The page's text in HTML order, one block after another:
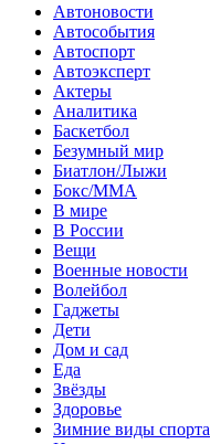
Автоновости
Автособытия
Автоспорт
Автоэксперт
Актеры
Аналитика
Баскетбол
Безумный мир
Биатлон/Лыжи
Бокс/MMA
В мире
В России
Вещи
Военные новости
Волейбол
Гаджеты
Дети
Дом и сад
Еда
Звёзды
Здоровье
Зимние виды спорта